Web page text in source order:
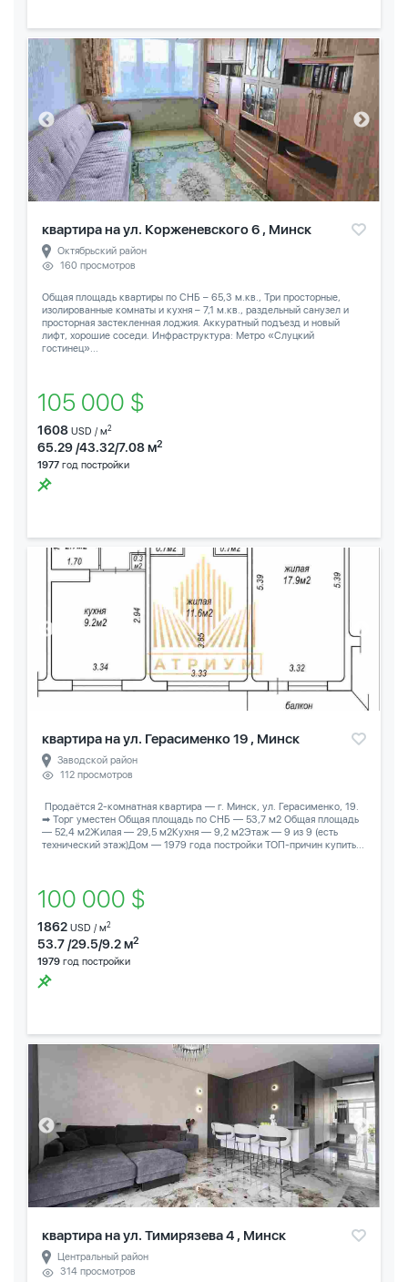
квартира на ул. Корженевского 6 , Минск
Октябрьский район
160 просмотров
Общая площадь квартиры по СНБ – 65,3 м.кв., Три просторные,
изолированные комнаты и кухня – 7,1 м.кв., раздельный санузел и
просторная застекленная лоджия. Аккуратный подъезд и новый
лифт, хорошие соседи. Инфраструктура: Метро «Слуцкий
гостинец»...
105 000 $
1608 USD / м2
65.29 /43.32/7.08 м2
1977 год постройки
квартира на ул. Герасименко 19 , Минск
Заводской район
112 просмотров
️ Продаётся 2-комнатная квартира — г. Минск, ул. Герасименко, 19.
➡ Торг уместен Общая площадь по СНБ — 53,7 м2 Общая площадь
— 52,4 м2Жилая — 29,5 м2Кухня — 9,2 м2Этаж — 9 из 9 (есть
технический этаж)Дом — 1979 года постройки ТОП-причин купить...
100 000 $
1862 USD / м2
53.7 /29.5/9.2 м2
1979 год постройки
квартира на ул. Тимирязева 4 , Минск
Центральный район
314 просмотров